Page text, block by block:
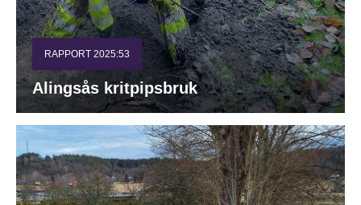
RAPPORT 2025:53
Alingsås kritpipsbruk